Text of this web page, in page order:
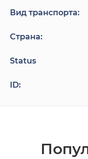
Вид транспорта:
Страна:
Status
ID: